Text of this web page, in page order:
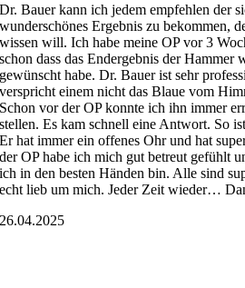
Dr. Bauer kann ich jedem empfehlen der
wunderschönes Ergebnis zu bekommen,
wissen will. Ich habe meine OP vor 3
schon dass das Endergebnis der
gewünscht habe. Dr. Bauer ist sehr
verspricht einem nicht das Blaue vom
Schon vor der OP konnte ich ihn immer
stellen. Es kam schnell eine Antwort. So
Er hat immer ein offenes Ohr und hat
der OP habe ich mich gut betreut gefühlt
ich in den besten Händen bin. Alle sind
echt lieb um mich. Jeder Zeit wieder…
26.04.2025